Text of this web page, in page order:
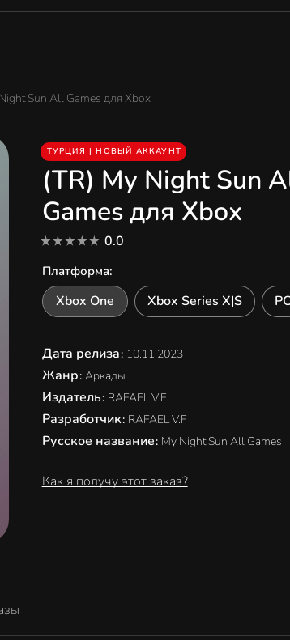
Sun All Games для Xbox
ТУРЦИЯ | НОВЫЙ АККАУНТ
(TR) My Night Sun
Games для Xbox
0.0
Платформа:
Xbox One Xbox Series X|S PC
Дата релиза: 10.11.2023
Жанр: Аркады
Издатель: RAFAEL V.F
Разработчик: RAFAEL V.F
Русское название: My Night Sun All Games
Как я получу этот заказ?